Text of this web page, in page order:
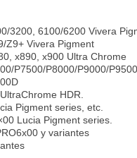
3200, 6100/6200 Vivera
Z9+ Vivera Pigment
x890, x900 Ultra Chrome
P7500/P8000/P9000/
HDR.
Pigment series, etc.
Lucia Pigment series.
y variantes